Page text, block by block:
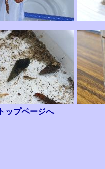
トップページへ